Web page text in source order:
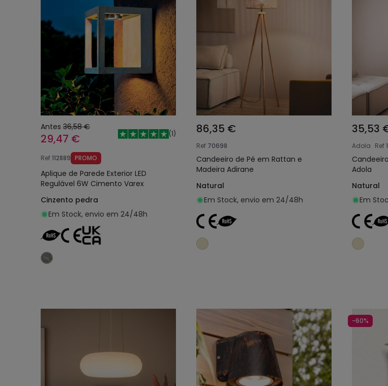
Antes 36,58 €
29,47 € (1)
Ref112889 PROMO
Aplique de Parede Exterior LED
Regulável 6W Cimento Varex
Cinzento pedra
Em Stock, envio em 24/48h
86,35 €
Ref 70698
Candeeiro de Pé em Rattan e
Madeira Adirane
Natural
Em Stock, envio em 24/48h
35,53
Adola Ref
Adola
Natural
Em
-60%